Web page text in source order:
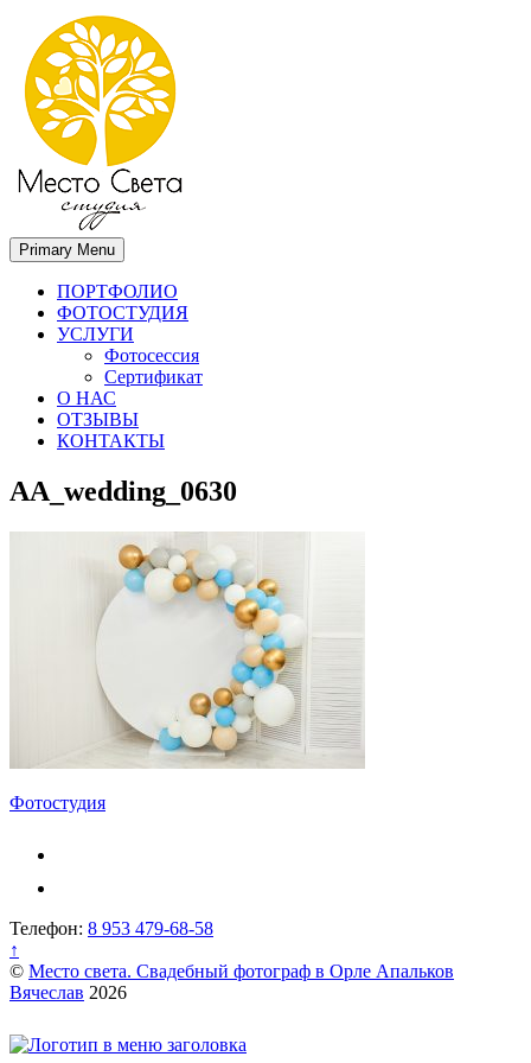
Место света. Свадебный фотограф в Орле Апальков Вячеслав
Свадебный фотограф в Орле
Primary Menu
ПОРТФОЛИО
ФОТОСТУДИЯ
УСЛУГИ
Фотосессия
Сертификат
О НАС
ОТЗЫВЫ
КОНТАКТЫ
AA_wedding_0630
Навигация
Фотостудия
Телефон: 8 953 479-68-58
↑
© Место света. Свадебный фотограф в Орле Апальков
Вячеслав 2026